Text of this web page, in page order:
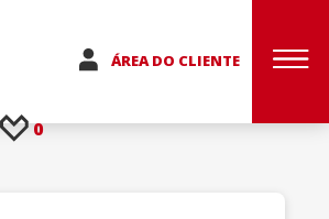
ÁREA DO CLIENTE
0